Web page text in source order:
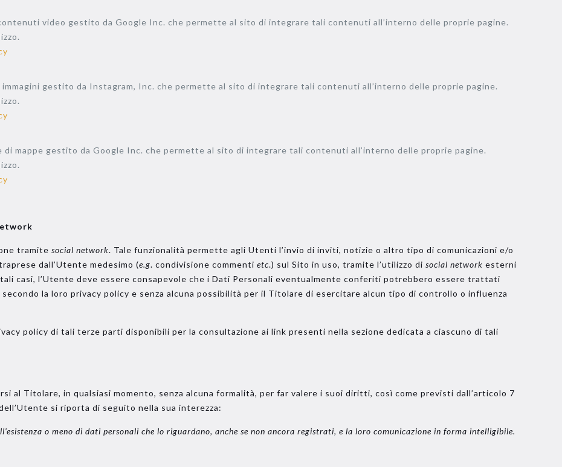
video gestito da Google Inc. che permette al sito di integrare tali contenuti all’interno delle proprie pagine.
immagini gestito da Instagram, Inc. che permette al sito di integrare tali contenuti all’interno delle proprie pagine.
di mappe gestito da Google Inc. che permette al sito di integrare tali contenuti all’interno delle proprie pagine.
tramitesocial network. Tale funzionalità permette agli Utenti l’invio di inviti, notizie o altro tipo di comunicazioni e/o
dall’Utente medesimo (e.g. condivisione commentietc.) sul Sito in uso, tramite l’utilizzo disocial network esterni
casi, l’Utente deve essere consapevole che i Dati Personali eventualmente conferiti potrebbero essere trattati
secondo la loro privacy policy e senza alcuna possibilità per il Titolare di esercitare alcun tipo di controllo o influenza
policy di tali terze parti disponibili per la consultazione ai link presenti nella sezione dedicata a ciascuno di tali
al Titolare, in qualsiasi momento, senza alcuna formalità, per far valere i suoi diritti, così come previsti dall’articolo 7
si riporta di seguito nella sua interezza:
o meno di dati personali che lo riguardano, anche se non ancora registrati, e la loro comunicazione in forma intelligibile.